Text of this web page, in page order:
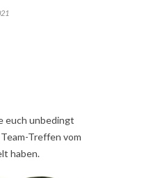
euch unbedingt
Treffen vom
haben.